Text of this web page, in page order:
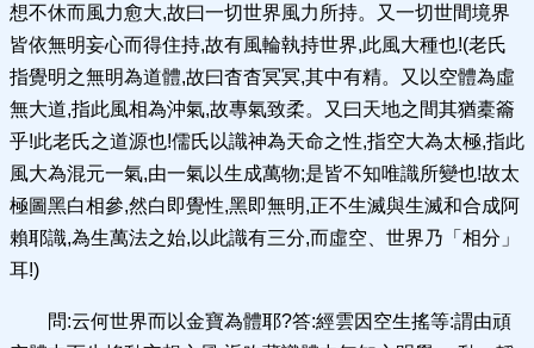
想不休而風力愈大,故曰一切世界風力所持。又一切世間境界
皆依無明妄心而得住持,故有風輪執持世界,此風大種也!(老氏
指覺明之無明為道體,故曰杳杳冥冥,其中有精。又以空體為虛
無大道,指此風相為沖氣,故專氣致柔。又曰天地之間其猶橐籥
乎!此老氏之道源也!儒氏以識神為天命之性,指空大為太極,指此
風大為混元一氣,由一氣以生成萬物;是皆不知唯識所變也!故太
極圖黑白相參,然白即覺性,黑即無明,正不生滅與生滅和合成阿
賴耶識,為生萬法之始,以此識有三分,而虛空、世界乃「相分」
耳!)
問:云何世界而以金寶為體耶?答:經雲因空生搖等:謂由頑